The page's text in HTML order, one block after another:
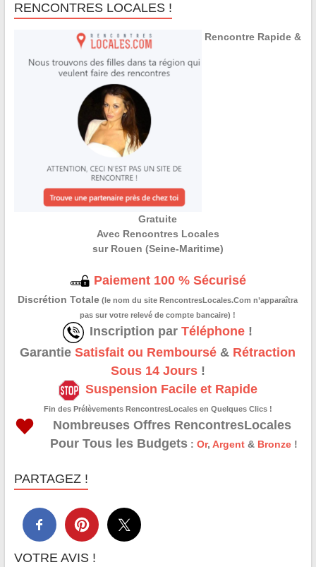
RENCONTRES LOCALES !
Rencontre Rapide &
Gratuite
Avec Rencontres Locales
sur Rouen (Seine-Maritime)
Paiement 100 % Sécurisé
Discrétion Totale (le nom du site RencontresLocales.Com n’apparaîtra
pas sur votre relevé de compte bancaire) !
Inscription parTéléphone !
GarantieSatisfait ou Remboursé & Rétraction
Sous 14 Jours!
Suspension Facile et Rapide
Fin des Prélèvements RencontresLocales en Quelques Clics !
Nombreuses Offres RencontresLocales
Pour Tous les Budgets: Or, Argent& Bronze!
PARTAGEZ !
VOTRE AVIS !